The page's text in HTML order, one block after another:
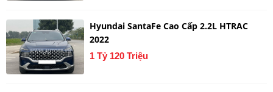
Hyundai SantaFe Cao Cấp 2.2L HTRAC
2022
1 Tỷ 120 Triệu